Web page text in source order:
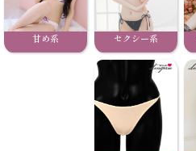
甘め系 セクシー系